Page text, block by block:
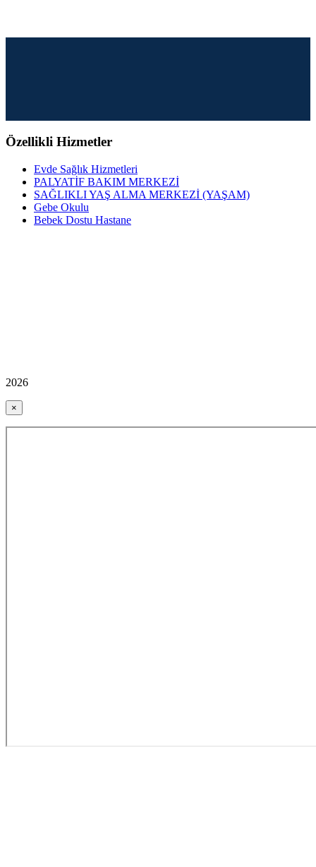
Özellikli Hizmetler
Evde Sağlık Hizmetleri
PALYATİF BAKIM MERKEZİ
SAĞLIKLI YAŞ ALMA MERKEZİ (YAŞAM)
Gebe Okulu
Bebek Dostu Hastane
2026
×